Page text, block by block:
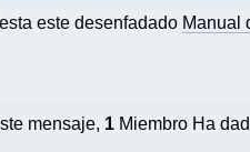
este desenfadado Manual
mensaje, 1 Miembro Ha